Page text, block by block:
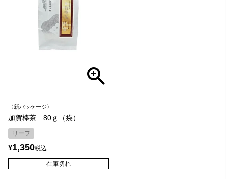
〈新パッケージ〉
加賀棒茶 80ｇ（袋）
リーフ
¥1,350税込
在庫切れ